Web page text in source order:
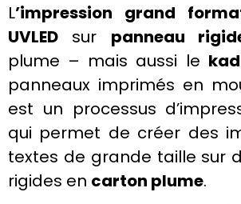
L’impression grand
UVLED sur panneau
plume – mais aussi le
panneaux imprimés en
est un processus
qui permet de créer des
textes de grande taille sur
rigides en carton plume.